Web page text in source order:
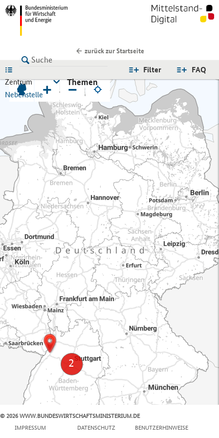
zurück zur Startseite
FAQ
Filter
Zentrum
Nebenstelle
Themen
+ −
© 2026 WWW.BUNDESWIRTSCHAFTSMINISTERIUM.DE
IMPRESSUM
DATENSCHUTZ BENUTZERHINWEISE